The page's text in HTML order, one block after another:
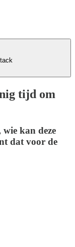
tijd om
kan deze
dat voor de